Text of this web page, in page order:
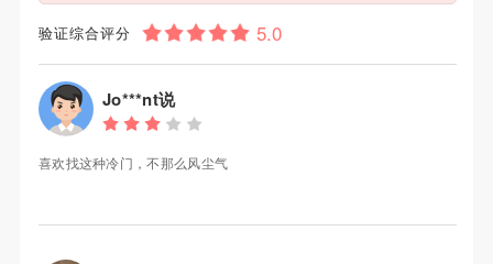
验证综合评分
Jo***nt说
喜欢找这种冷门，不那么风尘气